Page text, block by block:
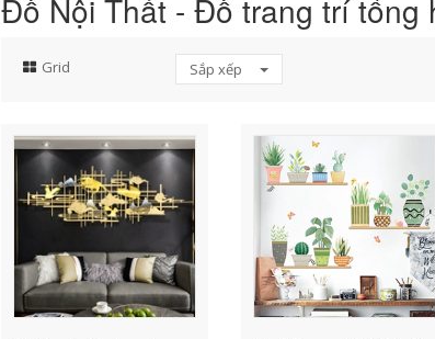
Đồ Nội Thất - Đồ trang trí tổng
Grid Sắp xếp